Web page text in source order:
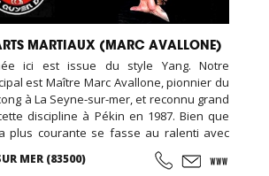
MARTIAUX (MARC AVALLONE)
ici est issue du style Yang. Notre
est Maître Marc Avallone, pionnier du
à La Seyne-sur-mer, et reconnu grand
discipline à Pékin en 1987. Bien que
plus courante se fasse au ralenti avec
doux et unis entre eux, le thai cuc quyen
de bien des manières différentes,
MER (83500)